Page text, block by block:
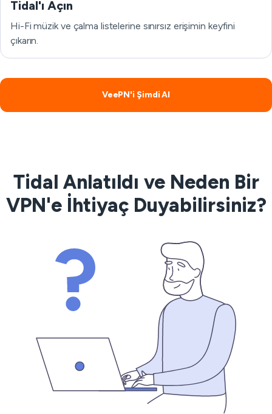
Tidal'ı Açın
Hi-Fi müzik ve çalma listelerine sınırsız erişimin keyfini
çıkarın.
VeePN'i Şimdi Al
Tidal Anlatıldı ve Neden Bir
VPN'e İhtiyaç Duyabilirsiniz?